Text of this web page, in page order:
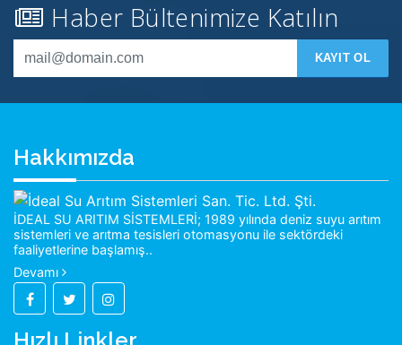
Haber Bültenimize Katılın
KAYIT OL
Hakkımızda
İDEAL SU ARITIM SİSTEMLERİ; 1989 yılında deniz suyu arıtım
sistemleri ve arıtma tesisleri otomasyonu ile sektördeki
faaliyetlerine başlamış..
Devamı
Hızlı Linkler